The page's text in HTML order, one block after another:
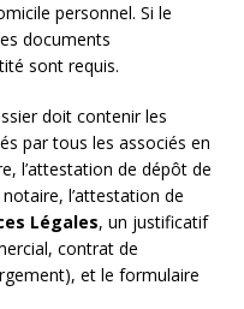
personnel. Si le
documents
sont requis.
doit contenir les
par tous les associés en
l’attestation de dépôt de
l’attestation de
Légales, un justificatif
contrat de
et le formulaire